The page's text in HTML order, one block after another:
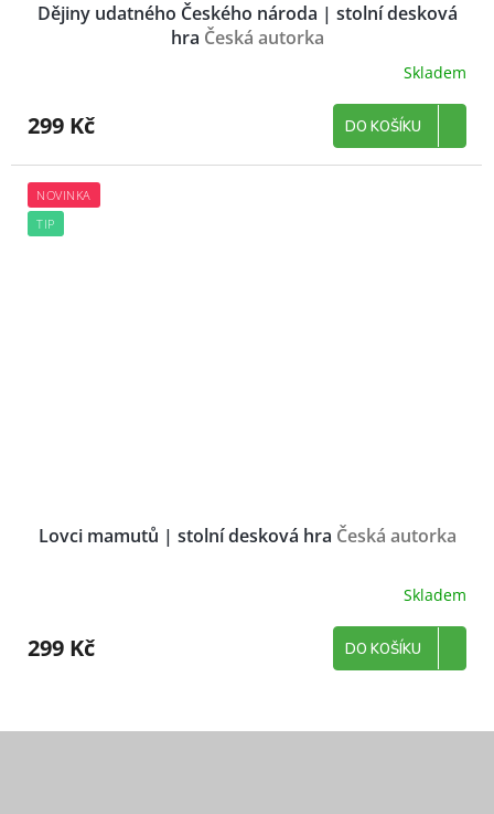
Dějiny udatného Českého národa | stolní desková
hra Česká autorka
Skladem
299 Kč DO KOŠÍKU
NOVINKA
TIP
Lovci mamutů | stolní desková hra Česká autorka
Skladem
299 Kč DO KOŠÍKU